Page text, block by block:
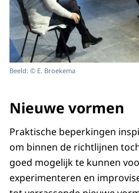
Beeld: © E. Broekema
Nieuwe vormen
Praktische beperkingen
om binnen de richtlijnen
goed mogelijk te kunnen
experimenteren en